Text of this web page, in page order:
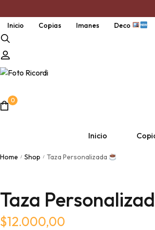
Inicio
Copias Imanes Deco
0
Inicio
Home / Shop / Taza Personalizada
Taza
$12.000,00